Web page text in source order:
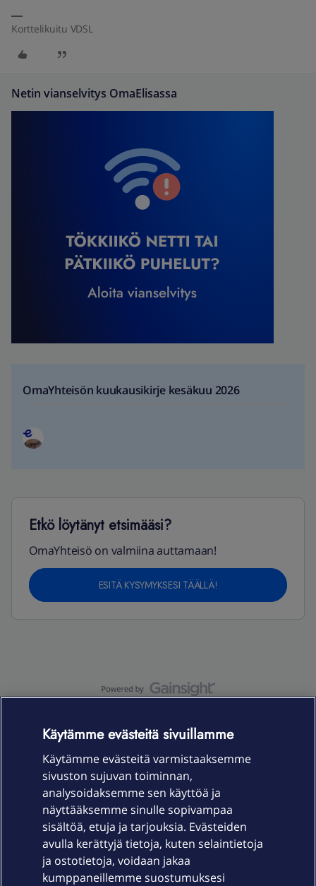
Korttelikuitu VDSL
Netin vianselvitys OmaElisassa
OmaYhteisön kuukausikirje kesäkuu 2026
Etkö löytänyt etsimääsi?
OmaYhteisö on valmiina auttamaan!
ESITÄ KYSYMYKSESI TÄÄLLÄ!
Laitteet & liittymät
Palvelut
Käytämme evästeitä sivuillamme
Käytämme evästeitä varmistaaksemme
sivuston sujuvan toiminnan,
analysoidaksemme sen käyttöä ja
näyttääksemme sinulle sopivampaa
sisältöä, etuja ja tarjouksia. Evästeiden
avulla kerättyjä tietoja, kuten selaintietoja
ja ostotietoja, voidaan jakaa
kumppaneillemme suostumuksesi